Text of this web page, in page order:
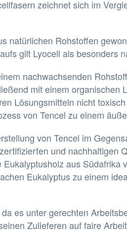
zeichnet sich im
natürlichen Rohstoffen
gilt Lyocell als besonders
nachwachsenden
mit einem
Lösungsmitteln nicht
von Tencel zu einem
von Tencel im
und nachhaltigen
aus
Eukalyptus zu einem
es unter gerechten
Zulieferen auf faire